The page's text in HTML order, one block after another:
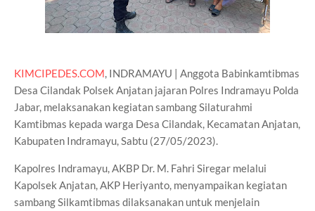
KIMCIPEDES.COM, INDRAMAYU | Anggota Babinkamtibmas
Desa Cilandak Polsek Anjatan jajaran Polres Indramayu Polda
Jabar, melaksanakan kegiatan sambang Silaturahmi
Kamtibmas kepada warga Desa Cilandak, Kecamatan Anjatan,
Kabupaten Indramayu, Sabtu (27/05/2023).
Kapolres Indramayu, AKBP Dr. M. Fahri Siregar melalui
Kapolsek Anjatan, AKP Heriyanto, menyampaikan kegiatan
sambang Silkamtibmas dilaksanakan untuk menjelain